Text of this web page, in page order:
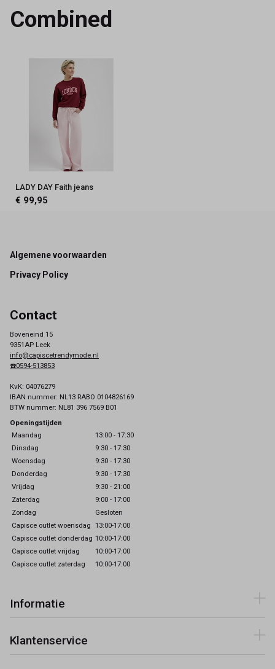
Combined
LADY DAY Faith jeans
€ 99,95
Footer
Algemene voorwaarden
Privacy Policy
Contact
Boveneind 15
9351AP Leek
info@capiscetrendymode.nl
☎️0594-513853
KvK: 04076279
IBAN nummer: NL13 RABO 0104826169
BTW nummer: NL81 396 7569 B01
Openingstijden
Maandag
13:00 - 17:30
Dinsdag
9:30 - 17:30
Woensdag
9:30 - 17:30
Donderdag
9:30 - 17:30
Vrijdag
9:30 - 21:00
Zaterdag
9:00 - 17:00
Zondag
Gesloten
Capisce outlet woensdag 13:00-17:00
Capisce outlet donderdag 10:00-17:00
Capisce outlet vrijdag
10:00-17:00
Capisce outlet zaterdag
10:00-17:00
Informatie
Klantenservice